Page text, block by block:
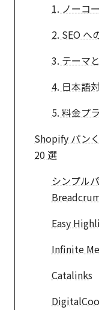
1. ノーコ
2. SEO へ
3. テーマ
4. 日本語
5. 料金プ
Shopify パン
20 選
シンプル
Easy
Infinite
Catalinks